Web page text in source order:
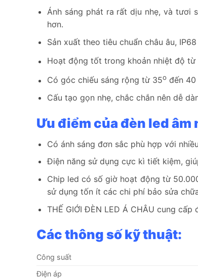
Ánh sáng phát ra rất dịu nhẹ, và tươi
hơn.
Sản xuất theo tiêu chuẩn châu âu,
Hoạt động tốt trong khoản nhiệt độ từ
Có góc chiếu sáng rộng từ 35ođến 40
Cấu tạo gọn nhẹ, chắc chắn nên dễ
Ưu điểm của đèn led
Có ánh sáng đơn sắc phù hợp với
Điện năng sử dụng cực kì tiết kiệm,
Chip led có số giờ hoạt động từ
sử dụng tốn ít các chi phí bảo sửa
THẾ GIỚI ĐÈN LED Á CHÂU cung
Các thông số kỹ thuật:
Công suất
Điện áp